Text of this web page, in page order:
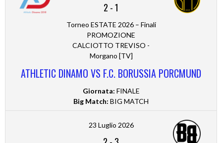
2 -1
Torneo ESTATE 2026 – Finali
PROMOZIONE
CALCIOTTO TREVISO -
Morgano [TV]
ATHLETIC DINAMO VS F.C. BORUSSIA PORCMUND
Giornata: FINALE
Big Match: BIG MATCH
23 Luglio 2026